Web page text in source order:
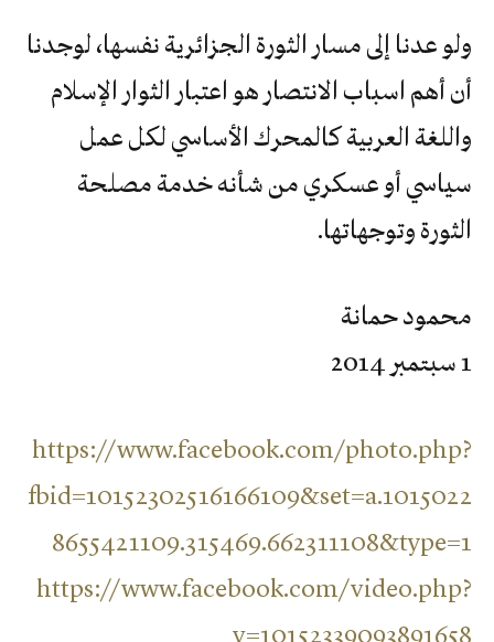
ولو عدنا إلى مسار الثورة الجزائرية نفسها، لوجدنا
أن أهم اسباب الانتصار هو اعتبار الثوار الإسلام
واللغة العربية كالمحرك الأساسي لكل عمل
سياسي أو عسكري من شأنه خدمة مصلحة
الثورة وتوجهاتها.
محمود حمانة
1 سبتمبر 2014
https://www.facebook.com/photo.php?
fbid=10152302516166109&set=a.1015022
8655421109.315469.662311108&type=1
https://www.facebook.com/video.php?
v=10152339093891658